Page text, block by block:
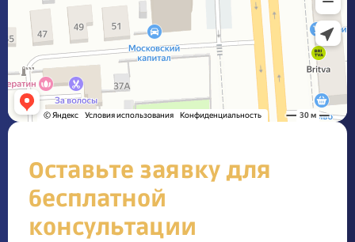
Оставьте заявку для
бесплатной
консультации